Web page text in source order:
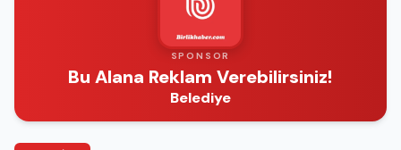
SPONSOR
Bu Alana Reklam Verebilirsiniz!
Belediye